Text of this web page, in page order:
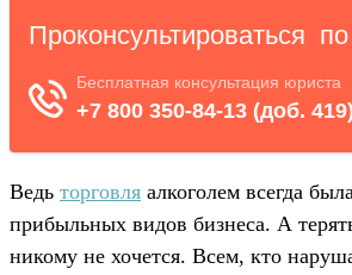
Ведь торговля алкоголем всегда
прибыльных видов бизнеса. А
никому не хочется. Всем, кто